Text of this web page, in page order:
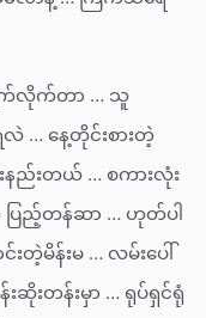
က်လိုက်တာ … သူ
… နေ့တိုင်းစားတဲ့
ည်းတယ် … စကားလုံး
ြည့်တန်ဆာ … ဟုတ်ပါ
မိန်းမ … လမ်းပေါ်
ဆိုးတန်းမှာ … ရုပ်ရှင်ရုံ